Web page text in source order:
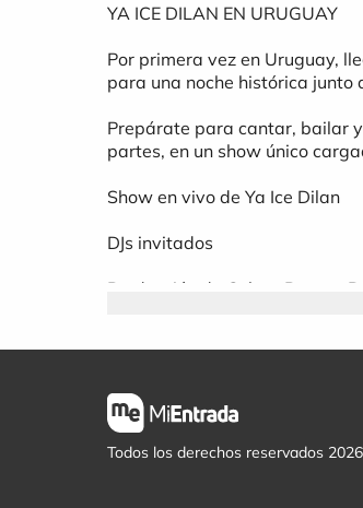
YA ICE DILAN EN URUGUAY
Por primera vez en Uruguay,
para una noche histórica junto
Prepárate para cantar, bailar
partes, en un show único
Show en vivo de Ya Ice Dilan
DJs invitados
Producción de Cuban Party y
No te quedes afuera de uno de
Todos los derechos reservados